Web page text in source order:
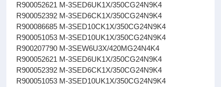
R900052621 M-3SED6UK1X/350CG24N9K4
R900052392 M-3SED6CK1X/350CG24N9K4
R900086685 M-3SED10CK1X/350CG24N9K4
R900051053 M-3SED10UK1X/350CG24N9K4
R900207790 M-3SEW6U3X/420MG24N4K4
R900052621 M-3SED6UK1X/350CG24N9K4
R900052392 M-3SED6CK1X/350CG24N9K4
R900051053 M-3SED10UK1X/350CG24N9K4